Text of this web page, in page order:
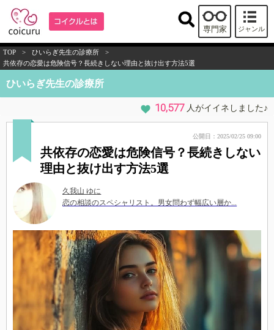
ジャンル
専門家
TOP > ひいらぎ先生の診療所
>
共依存の恋愛は危険信号？長続きしない理由と抜け出す方法5選
ひいらぎ先生の診療所
10,577 人がイイネしました♪
公開日：2025/02/25 09:00
共依存の恋愛は危険信号？長続きしない
理由と抜け出す方法5選
久我山 ゆに
恋の相談のスペシャリスト。男女問わず幅広い層か...